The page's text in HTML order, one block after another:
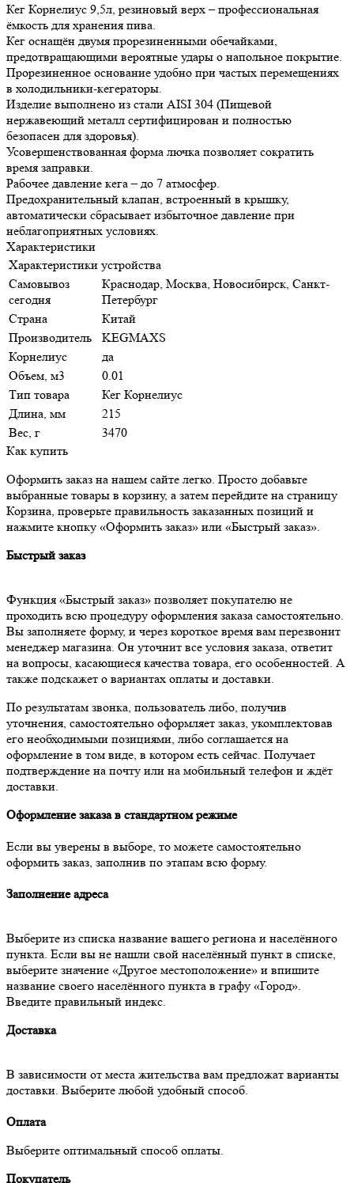
Кег Корнелиус 9,5л, резиновый верх – профессиональная
ёмкость для хранения пива.
Кег оснащён двумя прорезиненными обечайками,
предотвращающими вероятные удары о напольное покрытие.
Прорезиненное основание удобно при частых перемещениях
в холодильники-кегераторы.
Изделие выполнено из стали AISI 304 (Пищевой
нержавеющий металл сертифицирован и полностью
безопасен для здоровья).
Усовершенствованная форма лючка позволяет сократить
время заправки.
Рабочее давление кега – до 7 атмосфер.
Предохранительный клапан, встроенный в крышку,
автоматически сбрасывает избыточное давление при
неблагоприятных условиях.
Характеристики
Характеристики устройства
Самовывоз
сегодня
Краснодар, Москва, Новосибирск, Санкт-
Петербург
Страна
Китай
Производитель
KEGMAXS
Корнелиус
да
Объем, м3
0.01
Тип товара
Кег Корнелиус
Длина, мм
215
Вес, г
3470
Как купить
Оформить заказ на нашем сайте легко. Просто добавьте
выбранные товары в корзину, а затем перейдите на страницу
Корзина, проверьте правильность заказанных позиций и
нажмите кнопку «Оформить заказ» или «Быстрый заказ».
Быстрый заказ
Функция «Быстрый заказ» позволяет покупателю не
проходить всю процедуру оформления заказа самостоятельно.
Вы заполняете форму, и через короткое время вам перезвонит
менеджер магазина. Он уточнит все условия заказа, ответит
на вопросы, касающиеся качества товара, его особенностей. А
также подскажет о вариантах оплаты и доставки.
По результатам звонка, пользователь либо, получив
уточнения, самостоятельно оформляет заказ, укомплектовав
его необходимыми позициями, либо соглашается на
оформление в том виде, в котором есть сейчас. Получает
подтверждение на почту или на мобильный телефон и ждёт
доставки.
Оформление заказа в стандартном режиме
Если вы уверены в выборе, то можете самостоятельно
оформить заказ, заполнив по этапам всю форму.
Заполнение адреса
Выберите из списка название вашего региона и населённого
пункта. Если вы не нашли свой населённый пункт в списке,
выберите значение «Другое местоположение» и впишите
название своего населённого пункта в графу «Город».
Введите правильный индекс.
Доставка
В зависимости от места жительства вам предложат варианты
доставки. Выберите любой удобный способ.
Оплата
Выберите оптимальный способ оплаты.
Покупатель